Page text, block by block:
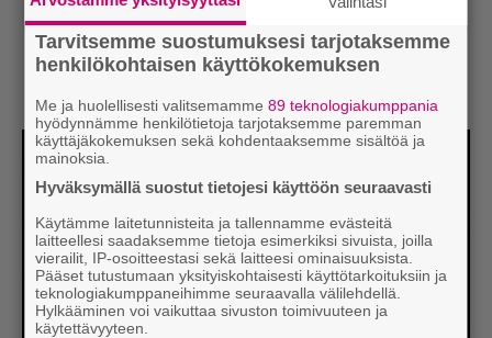
Tarvitsemme suostumuksesi tarjotaksemme
henkilökohtaisen käyttökokemuksen
Me ja huolellisesti valitsemamme89 teknologiakumppania
hyödynnämme henkilötietoja tarjotaksemme paremman
käyttäjäkokemuksen sekä kohdentaaksemme sisältöä ja
mainoksia.
Hyväksymällä suostut tietojesi käyttöön seuraavasti
Käytämme laitetunnisteita ja tallennamme evästeitä
laitteellesi saadaksemme tietoja esimerkiksi sivuista, joilla
vierailit, IP-osoitteestasi sekä laitteesi ominaisuuksista.
Pääset tutustumaan yksityiskohtaisesti käyttötarkoituksiin ja
teknologiakumppaneihimme seuraavalla välilehdellä.
Hylkääminen voi vaikuttaa sivuston toimivuuteen ja
käytettävyyteen.